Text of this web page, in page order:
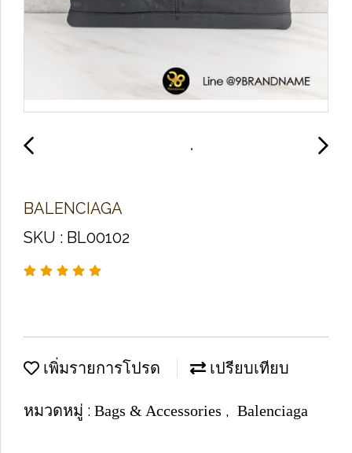
B​A​L​E​N​C​I​A​G​A​
SKU : BL00102
เพิ่มรายการโปรด เปรียบเทียบ
หมวดหมู่ : Bags & Accessories , Balenciaga